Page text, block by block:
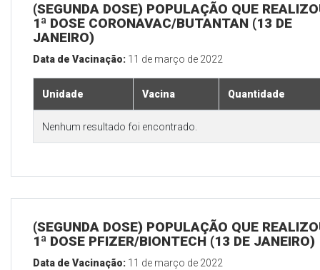
(SEGUNDA DOSE) POPULAÇÃO QUE
1ª DOSE CORONAVAC/BUTANTAN (13 DE
JANEIRO)
Data de Vacinação: 11 de março de 2022
Unidade Vacina Quantidade
Nenhum resultado foi encontrado.
(SEGUNDA DOSE) POPULAÇÃO QUE
1ª DOSE PFIZER/BIONTECH (13 DE JANEIRO)
Data de Vacinação: 11 de março de 2022